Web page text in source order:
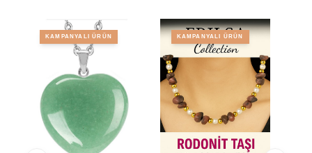
KAMPANYALI ÜRÜN KAMPANYALI ÜRÜN